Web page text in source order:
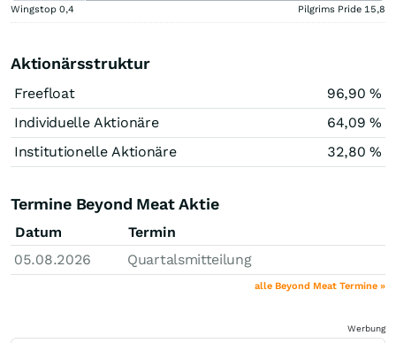
Wingstop 0,4 Pilgrims Pride 15,8
Aktionärsstruktur
Freefloat
96,90 %
Individuelle Aktionäre
64,09 %
Institutionelle Aktionäre
32,80 %
Termine Beyond Meat Aktie
Datum
Termin
05.08.2026
Quartalsmitteilung
alle Beyond Meat Termine »
Werbung